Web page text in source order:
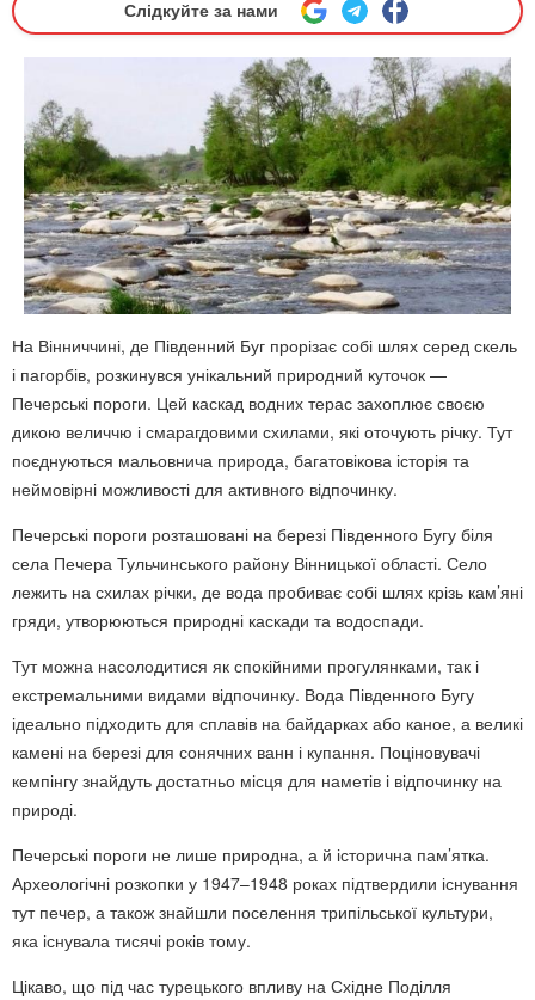
Слідкуйте за нами
На Вінниччині, де Південний Буг прорізає собі шлях серед скель
і пагорбів, розкинувся унікальний природний куточок —
Печерські пороги. Цей каскад водних терас захоплює своєю
дикою величчю і смарагдовими схилами, які оточують річку. Тут
поєднуються мальовнича природа, багатовікова історія та
неймовірні можливості для активного відпочинку.
Печерські пороги розташовані на березі Південного Бугу біля
села Печера Тульчинського району Вінницької області. Село
лежить на схилах річки, де вода пробиває собі шлях крізь кам’яні
гряди, утворюються природні каскади та водоспади.
Тут можна насолодитися як спокійними прогулянками, так і
екстремальними видами відпочинку. Вода Південного Бугу
ідеально підходить для сплавів на байдарках або каное, а великі
камені на березі для сонячних ванн і купання. Поціновувачі
кемпінгу знайдуть достатньо місця для наметів і відпочинку на
природі.
Печерські пороги не лише природна, а й історична пам’ятка.
Археологічні розкопки у 1947–1948 роках підтвердили існування
тут печер, а також знайшли поселення трипільської культури,
яка існувала тисячі років тому.
Цікаво, що під час турецького впливу на Східне Поділля